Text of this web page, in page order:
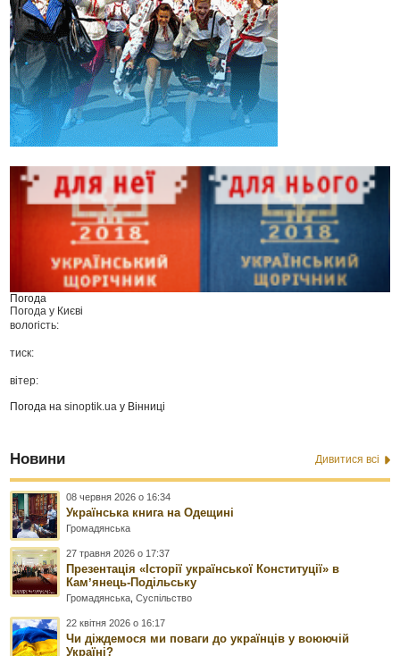
Погода
Погода у Києві
вологість:
тиск:
вітер:
Погода наsinoptik.ua у Вінниці
Новини Дивитися всі
08 червня 2026 о 16:34
Українська книга на Одещині
Громадянська
27 травня 2026 о 17:37
Презентація «Історії української Конституції» в
Камʼянець-Подільську
Громадянська ,Суспільство
22 квітня 2026 о 16:17
Чи діждемося ми поваги до українців у воюючій
Україні?